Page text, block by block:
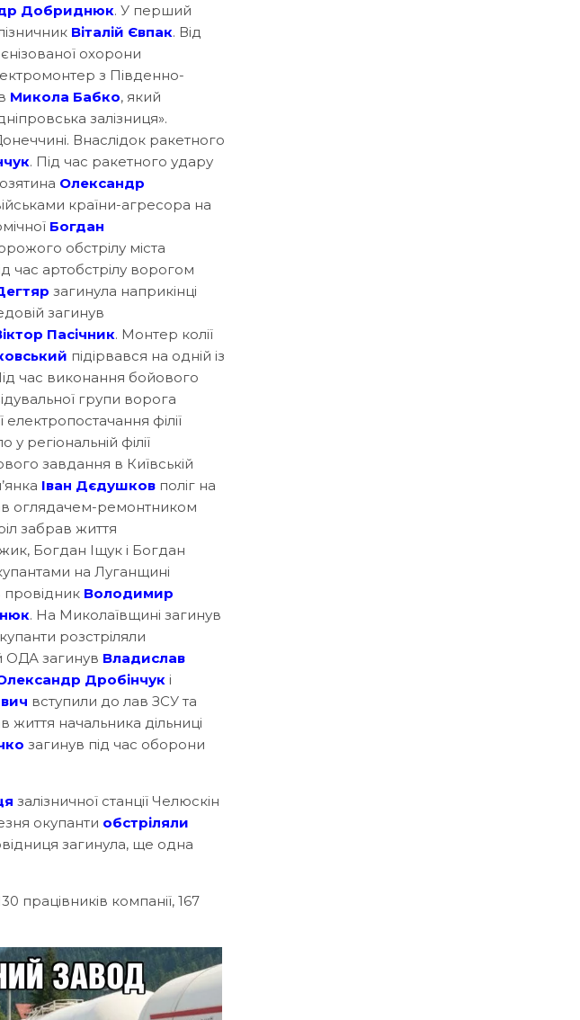
Добриднюк. У перший
Віталій Євпак. Від
охорони
з Південно-
Микола Бабко, який
залізниця».
Внаслідок ракетного
. Під час ракетного удару
Олександр
країни-агресора на
Богдан
обстрілу міста
час артобстрілу ворогом
загинула наприкінці
загинув
Пасічник. Монтер колії
підірвався на одній із
час виконання бойового
групи ворога
філії
регіональній філії
завдання в Київській
Іван Дєдушков поліг на
оглядачем-ремонтником
забрав життя
Богдан Іщук і Богдан
на Луганщині
провідник Володимир
. На Миколаївщині загинув
розстріляли
ОДА загинув Владислав
Дробінчук і
вступили до лав ЗСУ та
начальника дільниці
загинув під час оборони
залізничної станції Челюскін
окупанти обстріляли
загинула, ще одна
працівників компанії, 167